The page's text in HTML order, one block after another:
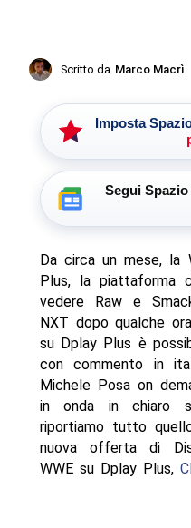
Scritto da Marco Macrì
Imposta
Segui
Da circa un mese, la
Plus, la piattaforma
vedere Raw e
NXT dopo qualche
su Dplay Plus è
con commento in
Michele Posa on
in onda in chiaro
riportiamo tutto
nuova offerta di
WWE su Dplay Plus,